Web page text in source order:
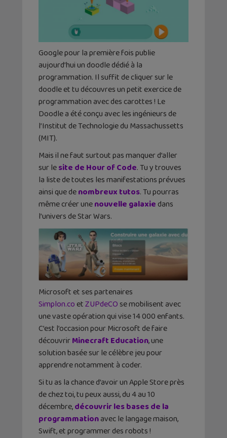
Google pour la première fois publie
aujourd’hui un doodle dédié à la
programmation. Il suffit de cliquer sur le
doodle et tu découvres un petit exercice de
programmation avec des carottes ! Le
Doodle a été conçu avec les ingénieurs de
l’Institut de Technologie du Massachussetts
(MIT).
Mais il ne faut surtout pas manquer d’aller
sur lesite de Hour of Code. Tu y trouves
la liste de toutes les manifestations prévues
ainsi que denombreux tutos. Tu pourras
même créer unenouvelle galaxie dans
l’univers de Star Wars.
Microsoft et ses partenaires
Simplon.co etZUPdeCO se mobilisent avec
une vaste opération qui vise 14 000 enfants.
C’est l’occasion pour Microsoft de faire
découvrirMinecraft Education, une
solution basée sur le célèbre jeu pour
apprendre notamment à coder.
Si tu as la chance d’avoir un Apple Store près
de chez toi, tu peux aussi, du 4 au 10
décembre,découvrir les bases de la
programmationavec le langage maison,
Swift, et programmer des robots !